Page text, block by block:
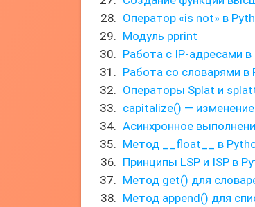
Оператор «is not» в
Модуль pprint
Работа с IP-адресами в
Работа со словарями в
Операторы Splat и
capitalize() —
Асинхронное
Метод __float__ в
Принципы LSP и ISP в
Метод get() для
Метод append() для